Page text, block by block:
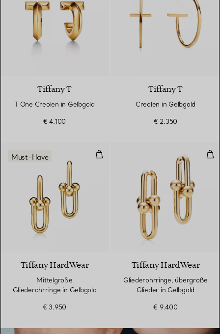
Tiffany T
T One Creolen in Gelbgold
€ 4.100
Tiffany T
Creolen in Gelbgold
€ 2.350
Mittelgroße Gliederohrringe in
2 Materialien
Must-Have
Tiffany HardWear
Mittelgroße
Gliederohrringe in Gelbgold
€ 3.950
Tiffany HardWear
Gliederohrringe, übergroße
Glieder in Gelbgold
€ 9.400